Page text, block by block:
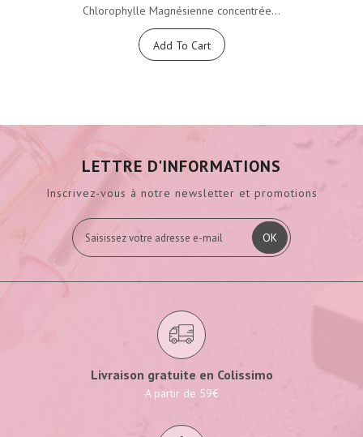
Chlorophylle Magnésienne concentrée...
Add To Cart
LETTRE D'INFORMATIONS
Inscrivez-vous à notre newsletter et promotions
OK
Livraison gratuite en Colissimo
A partir de 59€